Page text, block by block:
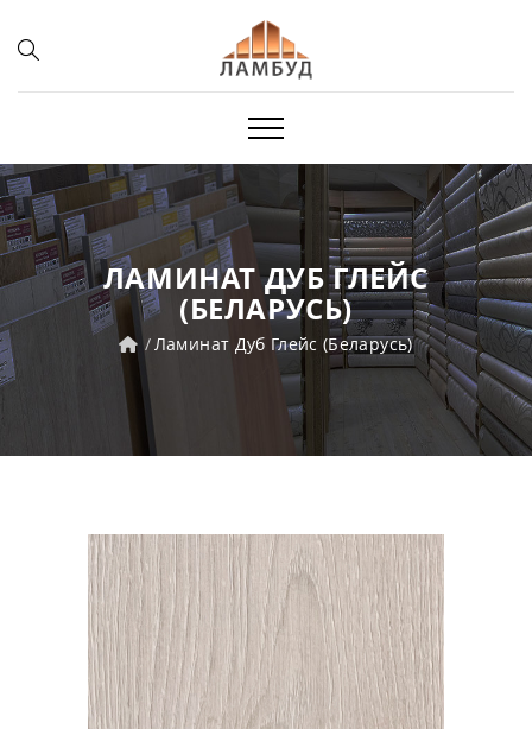
ЛАМИНАТ ДУБ ГЛЕЙС
(БЕЛАРУСЬ)
Ламинат Дуб Глейс (Беларусь)